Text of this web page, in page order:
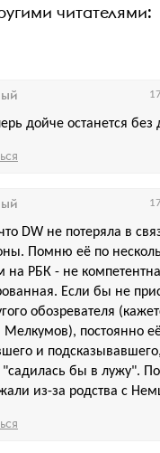
читателями:
дойче останется без
DW не потеряла в
Помню её по
на РБК - не
Если бы не
обозревателя
постоянно
и
"садилась бы в лужу".
из-за родства с